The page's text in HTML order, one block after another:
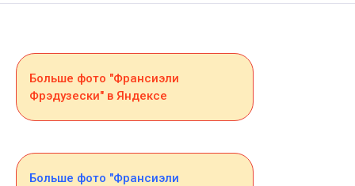
Больше фото "Франсиэли
Фрэдузески" в Яндексе
Больше фото "Франсиэли